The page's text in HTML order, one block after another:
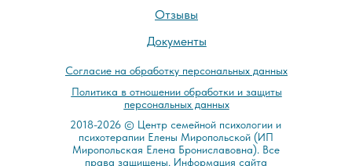
2018-2026 © Центр семейной психологии и
психотерапии Елены Миропольской (ИП
Миропольская Елена Брониславовна). Все
права защищены. Информация сайта
Документы
Отзывы
Cогласие на обработку персональных данных
Политика в отношении обработки и защиты
персональных данных